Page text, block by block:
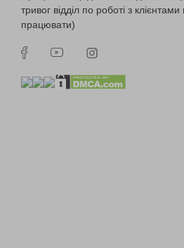
тривог відділ по роботі з
працювати)